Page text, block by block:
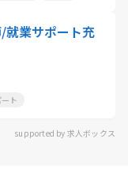
就業サポート充
ト
supported by 求人ボックス